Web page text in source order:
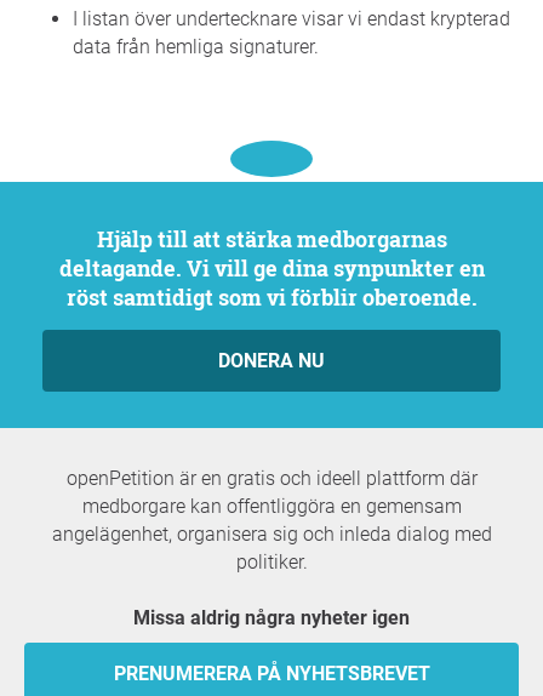
I listan över undertecknare visar vi endast krypterad
data från hemliga signaturer.
Hjälp till att stärka medborgarnas
deltagande. Vi vill ge dina synpunkter en
röst samtidigt som vi förblir oberoende.
DONERA NU
openPetition är en gratis och ideell plattform där
medborgare kan offentliggöra en gemensam
angelägenhet, organisera sig och inleda dialog med
politiker.
Missa aldrig några nyheter igen
PRENUMERERA PÅ NYHETSBREVET